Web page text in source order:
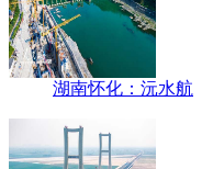
湖南怀化：沅水航